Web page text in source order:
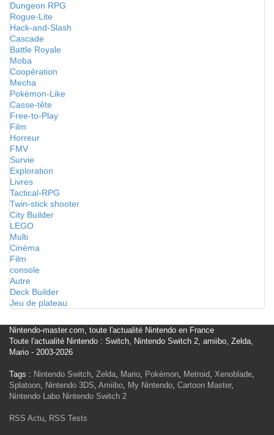
Dungeon RPG
Rogue-Lite
Hack-and-Slash
Cascade
Battle Royale
Moba
Coopération
Mecha
Pokémon-Like
Casse-tête
Free-to-Play
Film
Horreur
FMV
Survie
Exploration
Livres
Tactical-RPG
Twin-stick shooter
City Builder
LEGO
Multi
Cinéma
Film
console
Autre
Deck Builder
Jeu de plateau
Nintendo-master.com, toute l'actualité Nintendo en France
Toute l'actualité Nintendo : Switch, Nintendo Switch 2, amiibo, Zelda,
Mario - 2003-2026
Tags : Nintendo Switch, Zelda, Mario, Pokémon, Metroid, Xenoblade,
Splatoon, Nintendo 3DS, Amiibo, My Nintendo, Cartoon Master,
Nintendo Labo Nintendo Switch 2
RSS Actu, RSS Tests